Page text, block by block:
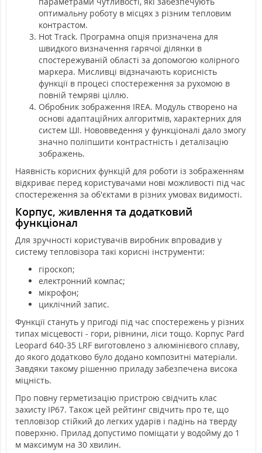
оптимальну роботу в місцях з різним тепловим
контрастом.
Hot Track. Програмна опція призначена для
швидкого визначення гарячої ділянки в
спостережуваній області за допомогою колірного
маркера. Мисливці відзначають корисність
функції в процесі спостереження за рухомою в
повній темряві ціллю.
Обробник зображення IREA. Модуль створено на
основі адаптаційних алгоритмів, характерних для
систем ШІ. Нововведення у функціоналі дало змогу
значно поліпшити контрастність і деталізацію
зображень.
Наявність корисних функцій для роботи із зображенням
відкриває перед користувачами нові можливості під час
спостереження за об'єктами в різних умовах видимості.
Корпус, живлення та додатковий
функціонал
Для зручності користувачів виробник впровадив у
систему тепловізора такі корисні інструменти:
гіроскоп;
електронний компас;
мікрофон;
циклічний запис.
Функції стануть у пригоді під час спостережень у різних
типах місцевості - гори, рівнини, ліси тощо. Корпус Pard
Leopard 640-35 LRF виготовлено з алюмінієвого сплаву,
до якого додатково було додано композитні матеріали.
Завдяки такому рішенню приладу забезпечена висока
міцність.
Про повну герметизацію пристрою свідчить клас
захисту IP67. Також цей рейтинг свідчить про те, що
тепловізор стійкий до легких ударів і падінь на тверду
поверхню. Прилад допустимо поміщати у водойму до 1
м максимум на 30 хвилин.